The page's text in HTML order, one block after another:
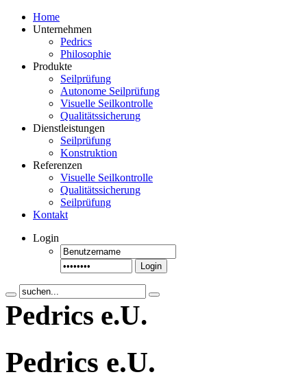
Home
Unternehmen
Pedrics
Philosophie
Produkte
Seilprüfung
Autonome Seilprüfung
Visuelle Seilkontrolle
Qualitätssicherung
Dienstleistungen
Seilprüfung
Konstruktion
Referenzen
Visuelle Seilkontrolle
Qualitätssicherung
Seilprüfung
Kontakt
Login
Login
Pedrics e.U.
Pedrics e.U.